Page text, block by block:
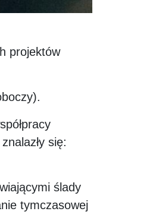
projektów
się:
ślady
tymczasowej